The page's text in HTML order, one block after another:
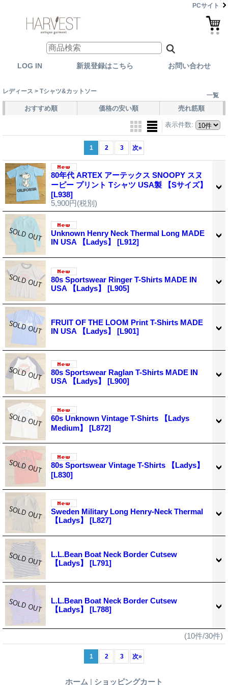
PCサイト
LOG IN 新規登録はこちら お問い合わせ
レディース > Tシャツ&カットソー
一覧
おすすめ順 価格の安い順 売れ筋順
表示件数:
1 2 3 次»
80年代 ARTEX アーテックス SNOOPY スヌ
ーピー プリント Tシャツ USA製 【Sサイズ】
[L938]
5,900円(税別)
Unknown Henry Neck Thermal Long MADE
IN USA 【Ladys】 [L912]
80s Sportswear Ringer T-Shirts MADE IN
USA 【Ladys】 [L905]
FRUIT OF THE LOOM Print T-Shirts MADE
IN USA 【Ladys】 [L901]
80s Sportswear Raglan T-Shirts MADE IN
USA 【Ladys】 [L900]
60s Unknown Vintage T-Shirts 【Ladys
Medium】 [L872]
80s Sportswear Vintage T-Shirts 【Ladys】
[L830]
Sweden Military Long Henry-Neck Thermal
【Ladys】 [L827]
L.L.Bean Boat Neck Border Cutsew
【Ladys】 [L791]
L.L.Bean Boat Neck Border Cutsew
【Ladys】 [L788]
(10件/30件)
1 2 3 次»
ホーム | ショッピングカート